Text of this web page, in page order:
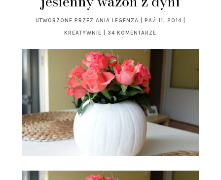
UTWORZONE PRZEZ ANIA LEGENZA PAŹ 11, 2014|
KREATYWNIE
34 KOMENTARZE